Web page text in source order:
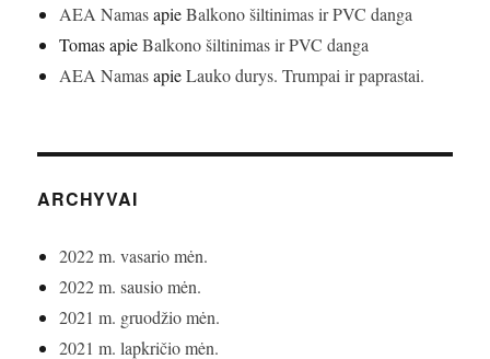
AEA NamasapieBalkono šiltinimas ir PVC danga
TomasapieBalkono šiltinimas ir PVC danga
AEA NamasapieLauko durys. Trumpai ir paprastai.
ARCHYVAI
2022 m. vasario mėn.
2022 m. sausio mėn.
2021 m. gruodžio mėn.
2021 m. lapkričio mėn.